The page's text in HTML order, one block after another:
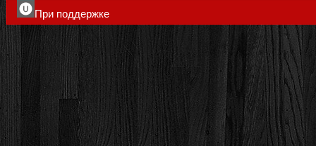
При поддержке